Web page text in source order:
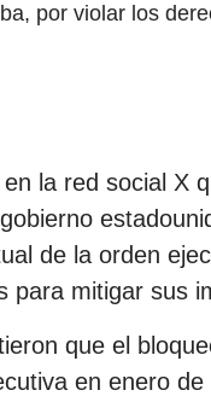
por violar los
la red social X
de la orden
para mitigar sus
que el
en enero